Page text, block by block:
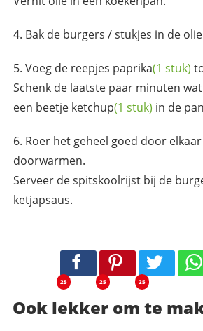
Bak de burgers / stukjes in de
Voeg de reepjes paprika(1 stuk)
Schenk de laatste paar minuten wat
een beetje ketchup(1 stuk) in de
Roer het geheel goed door
doorwarmen.
Serveer de spitskoolrijst bij de
ketjapsaus.
25 25 25
Ook lekker om te